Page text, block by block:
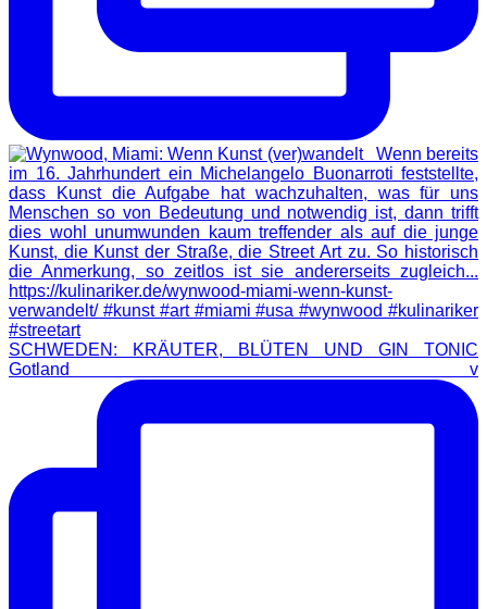
SCHWEDEN: KRÄUTER, BLÜTEN UND GIN TONIC
Gotland v